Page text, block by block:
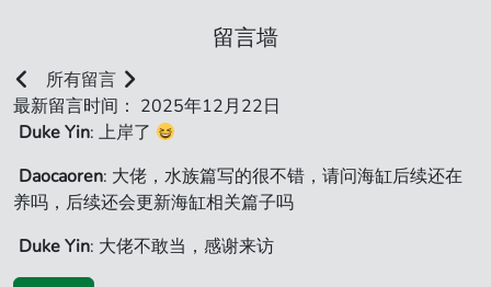
留言墙
所有留言
最新留言时间： 2025年12月22日
Duke Yin: 上岸了
Daocaoren: 大佬，水族篇写的很不错，请问海缸后续还在
养吗，后续还会更新海缸相关篇子吗
Duke Yin: 大佬不敢当，感谢来访